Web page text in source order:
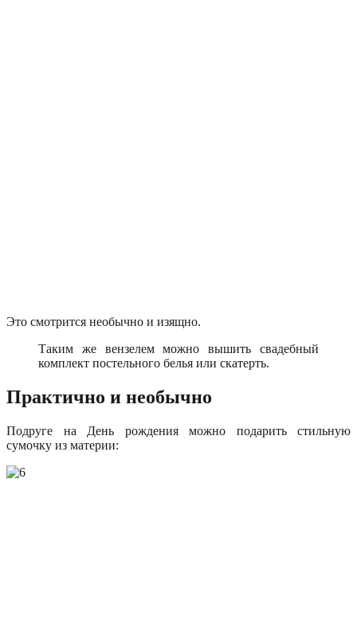
Это смотрится необычно и изящно.
Таким же вензелем можно вышить свадебный
комплект постельного белья или скатерть.
Практично и необычно
Подруге на День рождения можно подарить стильную
сумочку из материи: